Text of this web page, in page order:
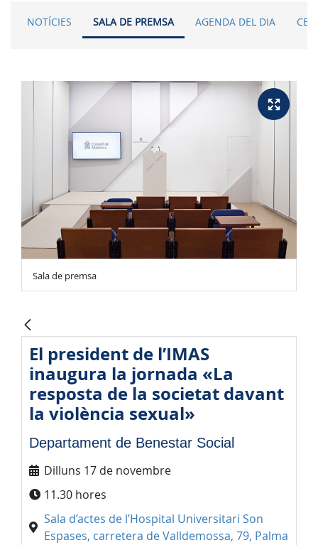
NOTÍCIES SALA DE PREMSA AGENDA DEL DIA
Sala de premsa
El president de l’IMAS
inaugura la jornada «La
resposta de la societat davant
la violència sexual»
Departament de Benestar Social
Dilluns 17 de novembre
11.30 hores
Sala d’actes de l’Hospital Universitari Son
Espases, carretera de Valldemossa, 79, Palma